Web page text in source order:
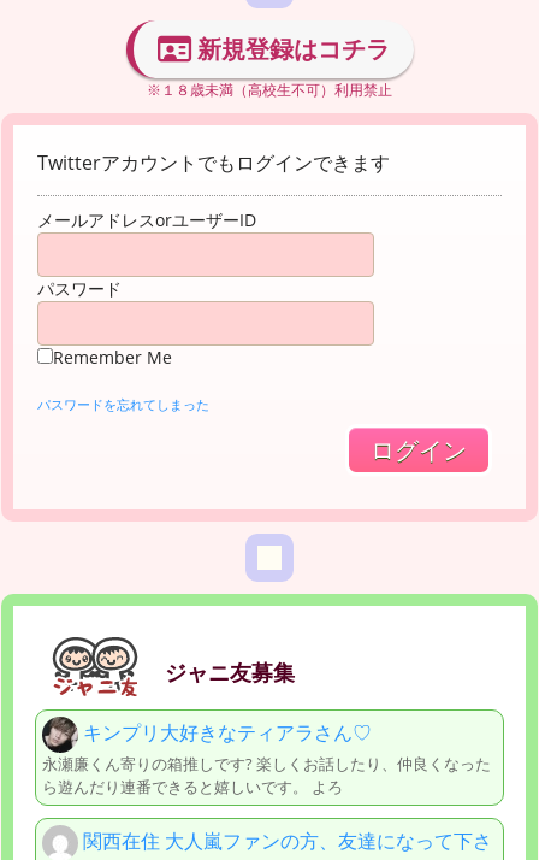
新規登録はコチラ
※１８歳未満（高校生不可）利用禁止
Twitterアカウントでもログインできます
メールアドレスorユーザーID
パスワード
Remember Me
パスワードを忘れてしまった
ジャニ友募集
キンプリ大好きなティアラさん♡
永瀬廉くん寄りの箱推しです? 楽しくお話したり、仲良くなった
ら遊んだり連番できると嬉しいです。 よろ
関西在住 大人嵐ファンの方、友達になって下さ